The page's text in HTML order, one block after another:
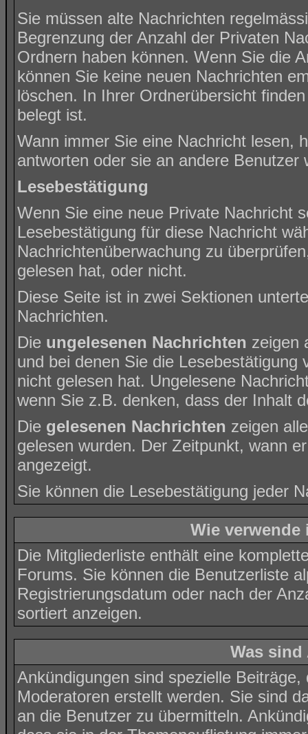
Sie müssen alte Nachrichten
Begrenzung der Anzahl der Privaten
Ordnern haben können. Wenn Sie die
können Sie keine neuen Nachrichten
löschen. In Ihrer Ordnerübersicht
belegt ist.
Wann immer Sie eine Nachricht lesen,
antworten oder sie an andere Benutzer
Lesebestätigung
Wenn Sie eine neue Private Nachricht
Lesebestätigung für diese Nachricht
Nachrichtenüberwachung zu
gelesen hat, oder nicht.
Diese Seite ist in zwei Sektionen
Nachrichten.
Die ungelesenen Nachrichten zeigen
und bei denen Sie die
nicht gelesen hat. Ungelesene
wenn Sie z.B. denken, dass der Inhalt
Die gelesenen Nachrichten zeigen
gelesen wurden. Der Zeitpunkt, wann
angezeigt.
Sie können die Lesebestätigung jeder
Wie
Die Mitgliederliste enthält eine
Forums. Sie können die Benutzerliste
Registrierungsdatum oder nach der
sortiert anzeigen.
Was
Ankündigungen sind spezielle
Moderatoren erstellt werden. Sie sind
an die Benutzer zu übermitteln.